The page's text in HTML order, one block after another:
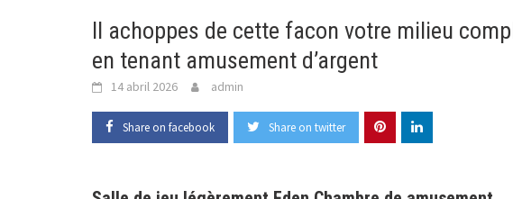
Il achoppes de cette facon votre milieu
en tenant amusement d’argent
14 abril 2026 admin
Share on facebook Share on twitter